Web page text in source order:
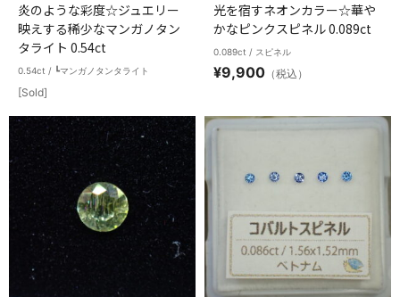
炎のような彩度☆ジュエリー
映えする稀少なマンガノタン
タライト 0.54ct
0.54ct / ┗マンガノタンタライト
[Sold]
光を宿すネオンカラー☆華や
かなピンクスピネル 0.089ct
0.089ct / スピネル
¥9,900 （税込）